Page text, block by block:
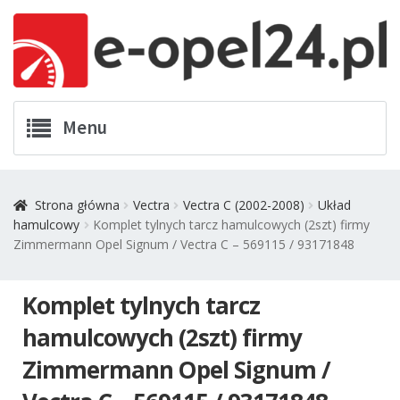
nawigacji
treści
Menu
Zamówienia
Koszyk
Promocje
Strona główna Vectra Vectra C (2002-2008)
Układ
hamulcowy
Komplet tylnych tarcz hamulcowych (2szt) firmy
Zimmermann Opel Signum / Vectra C – 569115 / 93171848
Komplet tylnych tarcz
hamulcowych (2szt) firmy
Zimmermann Opel Signum /